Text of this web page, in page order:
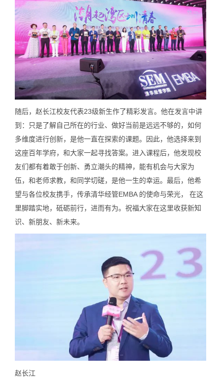
随后，赵长江校友代表23级新生作了精彩发言。他在发言中讲
到：只是了解自己所在的行业、做好当前是远远不够的，如何
多维度进行创新，是他一直在探索的课题。因此，他选择来到
这座百年学府，和大家一起寻找答案。进入课程后，他发现校
友们都有着敢于创新、勇立潮头的精神，能有机会与大家为
伍，和老师求教，和同学切磋，是他一生的幸运。最后，他希
望与各位校友携手，传承清华经管EMBA 的使命与荣光， 在这
里脚踏实地，砥砺前行，进而有为。祝福大家在这里收获新知
识、新朋友、新未来。
赵长江